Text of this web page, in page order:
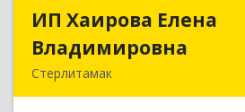
ИП Хаирова Елена
Владимировна
Стерлитамак
ИП